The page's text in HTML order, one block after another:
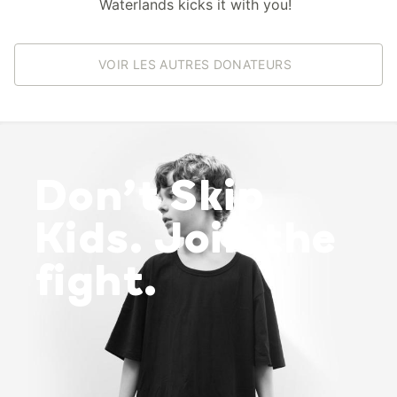
Waterlands kicks it with you!
VOIR LES AUTRES DONATEURS
Don’t Skip
Kids. Join the
fight.